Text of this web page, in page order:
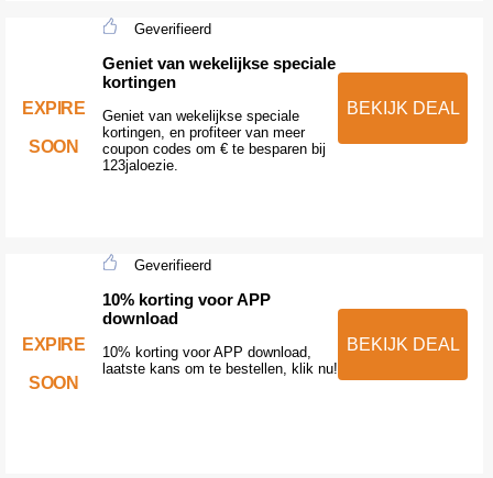
EXPIRE
SOON
Geverifieerd
Geniet van wekelijkse speciale
kortingen
Geniet van wekelijkse speciale
kortingen, en profiteer van meer
coupon codes om € te besparen bij
123jaloezie.
BEKIJK DEAL
EXPIRE
SOON
Geverifieerd
10% korting voor APP
download
10% korting voor APP download,
laatste kans om te bestellen, klik nu!
BEKIJK DEAL